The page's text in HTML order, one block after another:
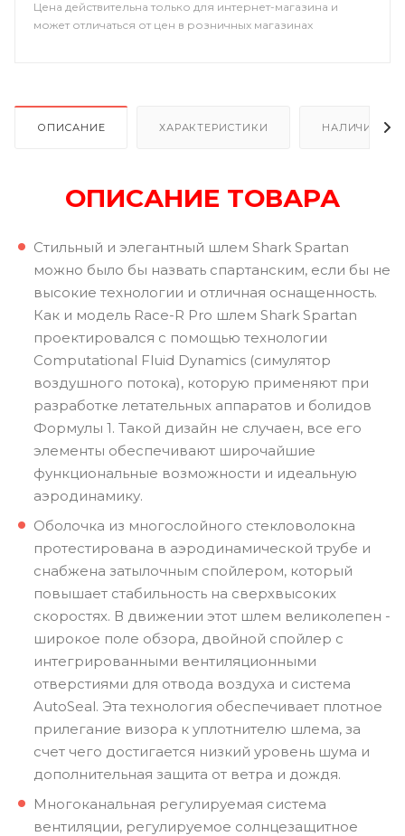
Цена действительна только для интернет-магазина и
может отличаться от цен в розничных магазинах
ОПИСАНИЕ ХАРАКТЕРИСТИКИ НАЛИЧИЕ В
ОПИСАНИЕ ТОВАРА
Стильный и элегантный шлем Shark Spartan
можно было бы назвать спартанским, если бы не
высокие технологии и отличная оснащенность.
Как и модель Race-R Pro шлем Shark Spartan
проектировался с помощью технологии
Computational Fluid Dynamics (симулятор
воздушного потока), которую применяют при
разработке летательных аппаратов и болидов
Формулы 1. Такой дизайн не случаен, все его
элементы обеспечивают широчайшие
функциональные возможности и идеальную
аэродинамику.
Оболочка из многослойного стекловолокна
протестирована в аэродинамической трубе и
снабжена затылочным спойлером, который
повышает стабильность на сверхвысоких
скоростях. В движении этот шлем великолепен -
широкое поле обзора, двойной спойлер с
интегрированными вентиляционными
отверстиями для отвода воздуха и система
AutoSeal. Эта технология обеспечивает плотное
прилегание визора к уплотнителю шлема, за
счет чего достигается низкий уровень шума и
дополнительная защита от ветра и дождя.
Многоканальная регулируемая система
вентиляции, регулируемое солнцезащитное